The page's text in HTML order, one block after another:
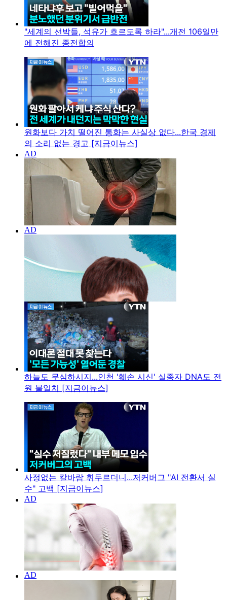
"세계의 선박들, 석유가 흐르도록 하라"...개전 106일만
에 전해진 종전합의
원화보다 가치 떨어진 통화는 사실상 없다...한국 경제
의 소리 없는 경고 [지금이뉴스]
하늘도 무심하시지...인천 '훼손 시신' 실종자 DNA도 전
원 불일치 [지금이뉴스]
사정없는 칼바람 휘두르더니...저커버그 "AI 전환서 실
수" 고백 [지금이뉴스]